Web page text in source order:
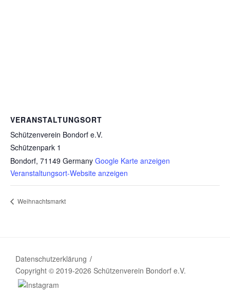
VERANSTALTUNGSORT
Schützenverein Bondorf e.V.
Schützenpark 1
Bondorf, 71149 Germany Google Karte anzeigen
Veranstaltungsort-Website anzeigen
Weihnachtsmarkt
Datenschutzerklärung
Copyright © 2019-2026 Schützenverein Bondorf e.V.